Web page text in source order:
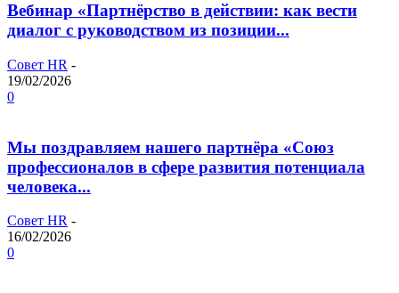
Вебинар «Партнёрство в действии: как вести
диалог с руководством из позиции...
Совет HR -
19/02/2026
0
Мы поздравляем нашего партнёра «Союз
профессионалов в сфере развития потенциала
человека...
Совет HR -
16/02/2026
0